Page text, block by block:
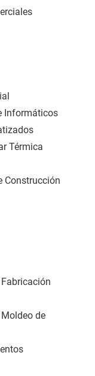
Informáticos
Térmica
Construcción
de